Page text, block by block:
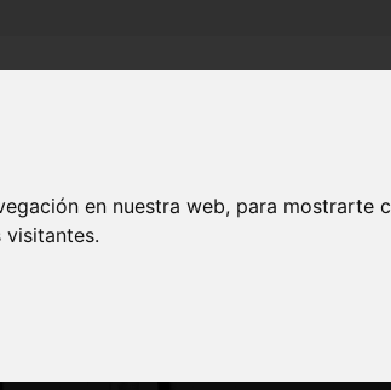
en nuestra web, para mostrarte